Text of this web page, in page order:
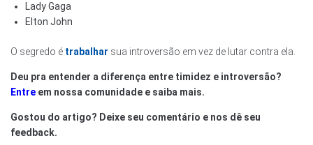
Lady Gaga
Elton John
O segredo é trabalhar sua introversão em vez de lutar contra ela.
Deu pra entender a diferença entre timidez e introversão?
Entre em nossa comunidade e saiba mais.
Gostou do artigo? Deixe seu comentário e nos dê seu
feedback.